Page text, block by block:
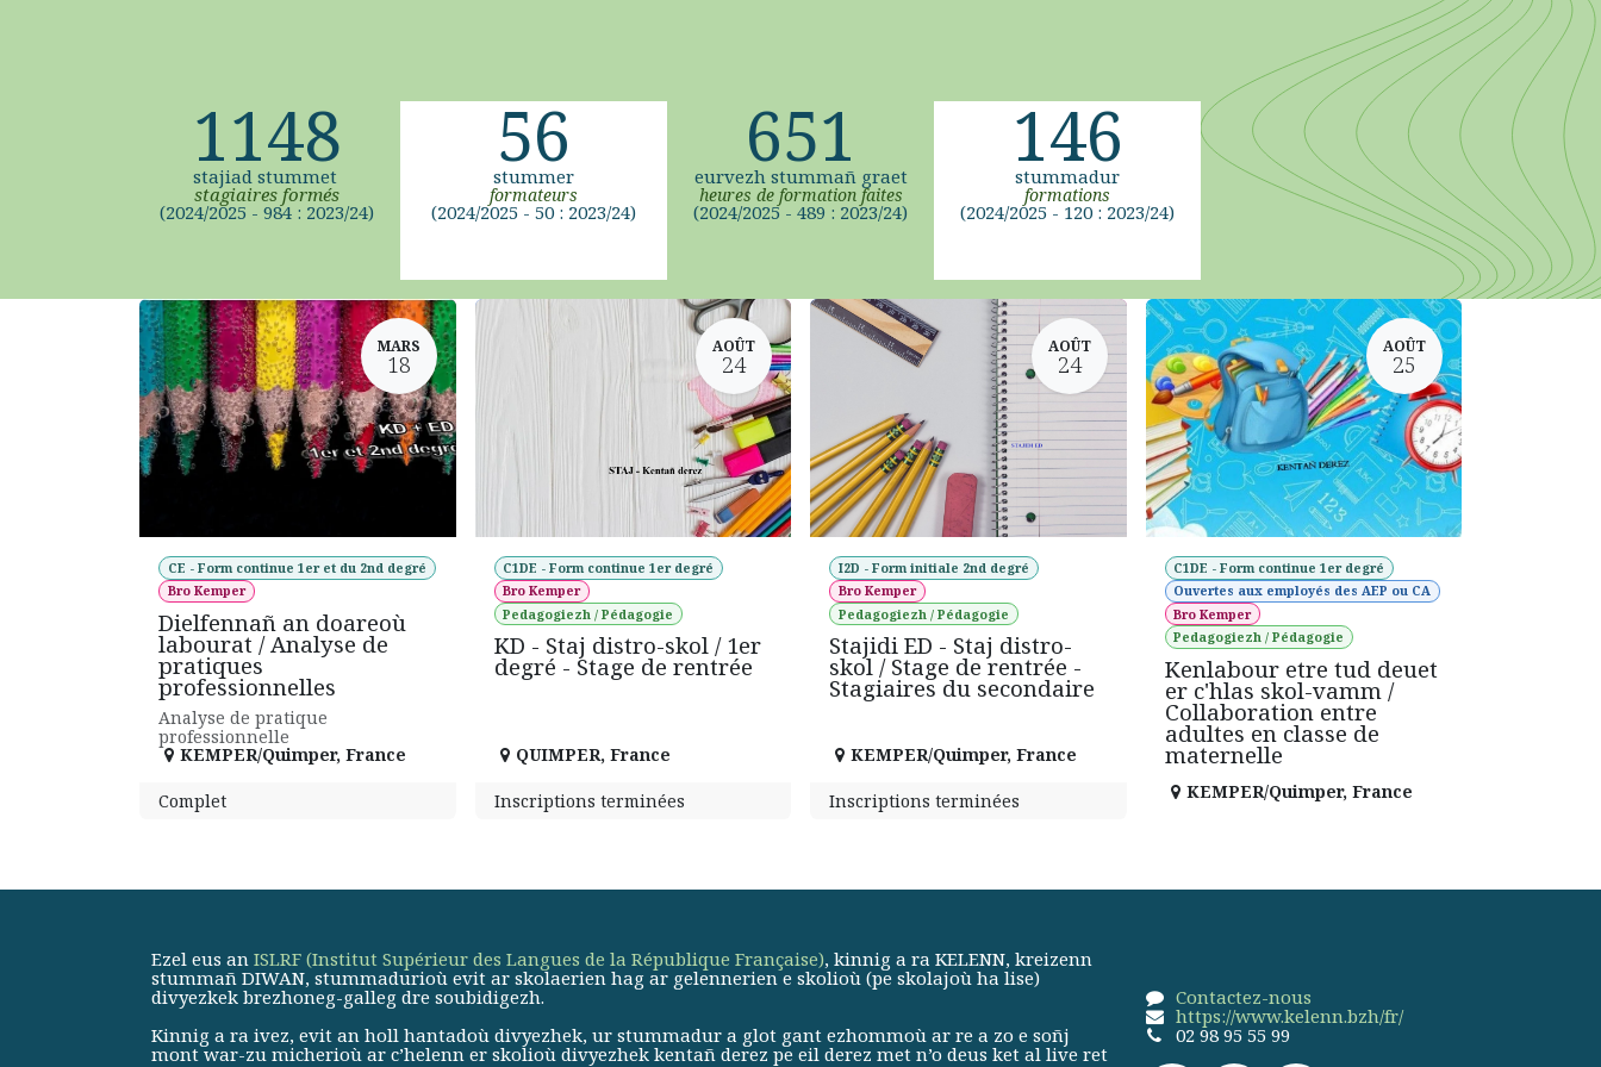
56
stummer
formateurs
(2024/2025 - 50 : 2023/24)
1148
stajiad stummet
stagiaires formés
(2024/2025 - 984 : 2023/24)
651
eurvezh stummañ graet
heures de formation faites
(2024/2025 - 489 : 2023/24)
146
stummadur
formations
(2024/2025 - 120 : 2023/24)
MARS
18
CE - Form continue 1er et du 2nd degré
Bro Kemper
Dielfennañ an doareoù
labourat / Analyse de
pratiques
professionnelles
Analyse de pratique
professionnelle
KEMPER/Quimper, France
Complet
AOÛT
24
C1DE - Form continue 1er degré
Bro Kemper
Pedagogiezh / Pédagogie
KD - Staj distro-skol / 1er
degré - Stage de rentrée
QUIMPER, France
Inscriptions terminées
AOÛT
24
I2D - Form initiale 2nd degré
Bro Kemper
Pedagogiezh / Pédagogie
Stajidi ED - Staj distro-
skol / Stage de rentrée -
Stagiaires du secondaire
KEMPER/Quimper, France
Inscriptions terminées
AOÛT
25
C1DE - Form continue 1er degré
Ouvertes aux employés des AEP ou CA
Bro Kemper
Pedagogiezh / Pédagogie
Kenlabour etre tud deuet
er c'hlas skol-vamm /
Collaboration entre
adultes en classe de
maternelle
KEMPER/Quimper, France
Ezel eus an ISLRF (Institut Supérieur des Langues de la République Française), kinnig a ra KELENN, kreizenn
stummañ DIWAN, stummadurioù evit ar skolaerien hag ar gelennerien e skolioù (pe skolajoù ha lise)
divyezkek brezhoneg-galleg dre soubidigezh.
Kinnig a ra ivez, evit an holl hantadoù divyezhek, ur stummadur a glot gant ezhommoù ar re a zo e soñj
mont war-zu micherioù ar c’helenn er skolioù divyezhek kentañ derez pe eil derez met n’o deus ket al live ret
Contactez-nous
https://www.kelenn.bzh/fr/
02 98 95 55 99